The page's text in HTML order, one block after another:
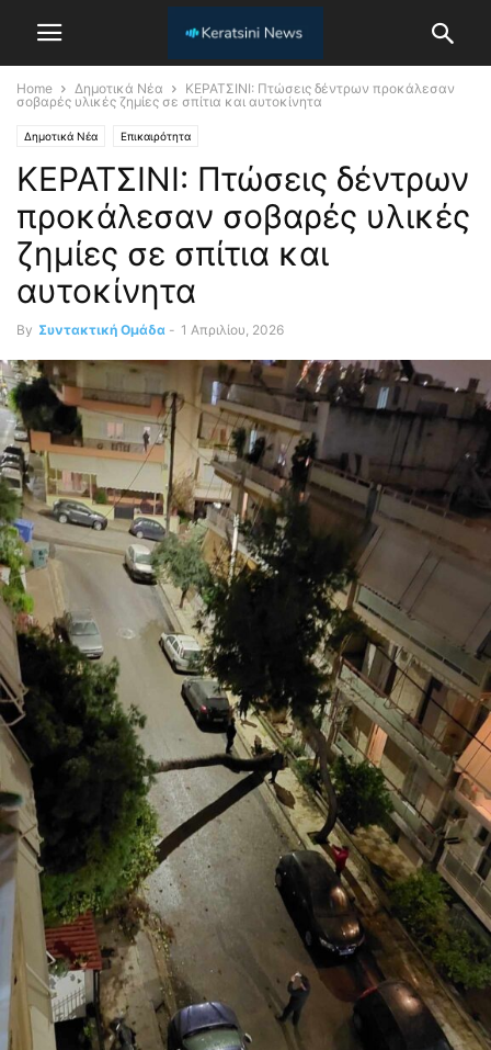
Home Δημοτικά Νέα
ΚΕΡΑΤΣΙΝΙ: Πτώσεις δέντρων προκάλεσαν
σοβαρές υλικές ζημίες σε σπίτια και αυτοκίνητα
Δημοτικά Νέα Επικαιρότητα
ΚΕΡΑΤΣΙΝΙ: Πτώσεις δέντρων
προκάλεσαν σοβαρές υλικές
ζημίες σε σπίτια και
αυτοκίνητα
By Συντακτική Ομάδα - 1 Απριλίου, 2026